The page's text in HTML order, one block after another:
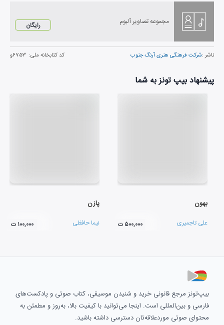
مجموعه تصاویر آلبوم رایگان
ناشر :شرکت فرهنگی هنری آرنگ جنوب کد کتابخانه ملی: ۶۷۵۳و
پیشنهاد بیپ تونز به شما
بهون
علی تاجمیری ۵۰۰,۰۰۰ ت
پازن
نیما حافظی ۱۰۰,۰۰۰ ت
بیپ‌تونز مرجع قانونی خرید و شنیدن موسیقی، کتاب صوتی و پادکست‌های
فارسی و بین‌المللی است. اینجا می‌توانید با کیفیت بالا، به‌روز و مطمئن به
محتوای صوتی موردعلاقه‌تان دسترسی داشته باشید.